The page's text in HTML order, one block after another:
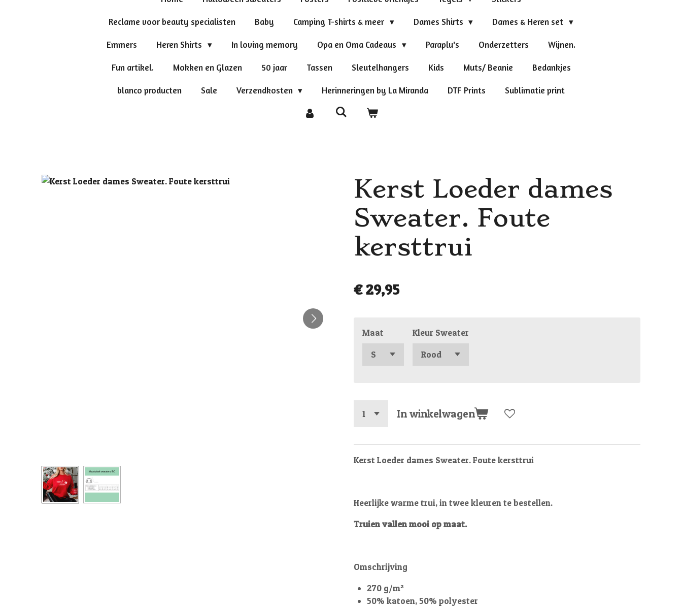
Reclame voor beauty specialisten Baby Camping T-shirts & meer Dames Shirts Dames & Heren set
Emmers Heren Shirts In loving memory Opa en Oma Cadeaus Paraplu's Onderzetters Wijnen.
Fun artikel. Mokken en Glazen 50 jaar Tassen Sleutelhangers Kids Muts/ Beanie Bedankjes
blanco producten Sale Verzendkosten Herinneringen by La Miranda DTF Prints Sublimatie print
Kerst Loeder dames
Sweater. Foute
kersttrui
€ 29,95
Maat Kleur Sweater
In winkelwagen
Kerst Loeder dames Sweater. Foute kersttrui
Heerlijke warme trui, in twee kleuren te bestellen.
Truien vallen mooi op maat.
Omschrijving
270 g/m²
50% katoen, 50% polyester